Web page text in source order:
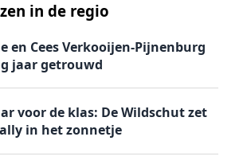
in de regio
en Cees Verkooijen-Pijnenburg
jaar getrouwd
voor de klas: De Wildschut zet
in het zonnetje